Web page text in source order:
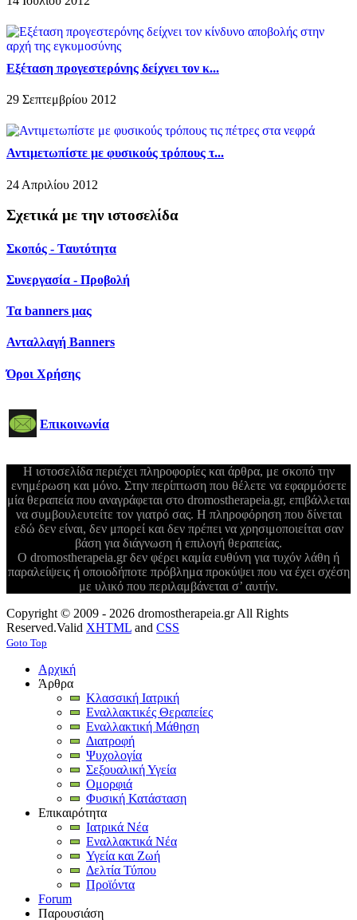
Εξέταση προγεστερόνης δείχνει τον κ...
29 Σεπτεμβρίου 2012
Αντιμετωπίστε με φυσικούς τρόπους τ...
24 Απριλίου 2012
Σχετικά με την ιστοσελίδα
Σκοπός - Ταυτότητα
Συνεργασία - Προβολή
Τα banners μας
Ανταλλαγή Banners
Όροι Χρήσης
Επικοινωνία
Η ιστοσελίδα περιέχει πληροφορίες και άρθρα, με σκοπό την
ενημέρωση και μόνο. Στην περίπτωση που θέλετε να εφαρμόσετε
μία θεραπεία που αναγράφεται στο dromostherapeia.gr, επιβάλλεται
να συμβουλευτείτε τον γιατρό σας. Η πληροφόρηση που δίνεται
εδώ δεν είναι, δεν μπορεί και δεν πρέπει να χρησιμοποιείται σαν
βάση για διάγνωση ή επιλογή θεραπείας.
Ο dromostherapeia.gr δεν φέρει καμία ευθύνη για τυχόν λάθη ή
παραλείψεις ή οποιοδήποτε πρόβλημα προκύψει που να έχει σχέση
με υλικό που περιλαμβάνεται σ’ αυτήν.
Copyright © 2009 - 2026 dromostherapeia.gr All Rights
Reserved.Valid XHTML and CSS
Goto Top
Αρχική
Άρθρα
Κλασσική Ιατρική
Εναλλακτικές Θεραπείες
Εναλλακτική Μάθηση
Διατροφή
Ψυχολογία
Σεξουαλική Υγεία
Ομορφιά
Φυσική Κατάσταση
Επικαιρότητα
Ιατρικά Νέα
Εναλλακτικά Νέα
Υγεία και Ζωή
Δελτία Τύπου
Προϊόντα
Forum
Παρουσιάση